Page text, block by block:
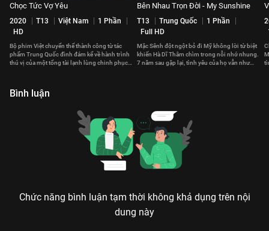
Chọc Tức Vợ Yêu
2020 T13 Việt Nam
1 Phần
HD
Bộ phim Việt chuyển thể thành công từ tác
phẩm Trung Quốc đình đám kể về hành trình
thú vị của một tổng tài lạnh lùng chinh phục
Bên Nhau Trọn Đời - My Sunshine
T13 Trung Quốc
1 Phần
Full HD
Mặc Sênh đột ngột bỏ đi Mỹ không lời từ biệt
khiến Hà Dĩ Thâm chìm trong nỗi nhớ nhung.
7 năm sau gặp lại, tình yêu của họ vẫn như
Bình luận
Chức năng bình luận tạm thời không khả dụng trên nội
dung này